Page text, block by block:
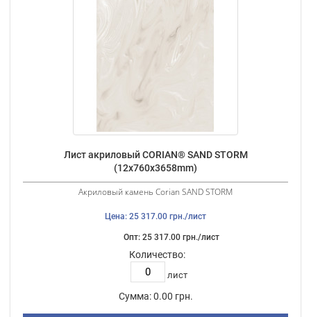
Лист акриловый CORIAN® SAND STORM
(12х760х3658mm)
Акриловый камень Corian SAND STORM
Цена: 25 317.00 грн./лист
Опт: 25 317.00 грн./лист
Количество:
лист
Сумма: 0.00 грн.